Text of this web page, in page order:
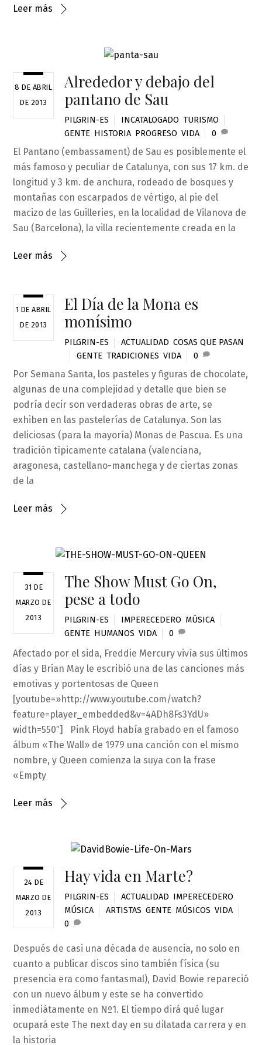
Leer más
8 DE ABRIL
DE 2013
Alrededor y debajo del
pantano de Sau
PILGRIN-ES INCATALOGADO ,TURISMO
GENTE HISTORIA PROGRESO VIDA 0
El Pantano (embassament) de Sau es posiblemente el
más famoso y peculiar de Catalunya, con sus 17 km. de
longitud y 3 km. de anchura, rodeado de bosques y
montañas con escarpados de vértigo, al pie del
macizo de las Guilleries, en la localidad de Vilanova de
Sau (Barcelona), la villa recientemente creada en la
Leer más
1 DE ABRIL
DE 2013
El Día de la Mona es
monísimo
PILGRIN-ES ACTUALIDAD ,COSAS QUE PASAN
GENTE ,TRADICIONES ,VIDA 0
Por Semana Santa, los pasteles y figuras de chocolate,
algunas de una complejidad y detalle que bien se
podría decir son verdaderas obras de arte, se
exhiben en las pastelerías de Catalunya. Son las
deliciosas (para la mayoría) Monas de Pascua. Es una
tradición típicamente catalana (valenciana,
aragonesa, castellano-manchega y de ciertas zonas
de la
Leer más
31 DE
MARZO DE
2013
The Show Must Go On,
pese a todo
PILGRIN-ES IMPERECEDERO MÚSICA
GENTE HUMANOS VIDA 0
Afectado por el sida, Freddie Mercury vivía sus últimos
días y Brian May le escribió una de las canciones más
emotivas y portentosas de Queen
[youtube=»http://www.youtube.com/watch?
feature=player_embedded&v=4ADh8Fs3YdU»
width=550″] Pink Floyd había grabado en el famoso
álbum «The Wall» de 1979 una canción con el mismo
nombre, y Queen comienza la suya con la frase
«Empty
Leer más
24 DE
MARZO DE
2013
Hay vida en Marte?
PILGRIN-ES ACTUALIDAD IMPERECEDERO
MÚSICA
ARTISTAS ,GENTE MÚSICOS ,VIDA
0
Después de casi una década de ausencia, no solo en
cuanto a publicar discos sino también física (su
presencia era como fantasmal), David Bowie repareció
con un nuevo álbum y este se ha convertido
inmediátamente en Nº1. El tiempo dirá qué lugar
ocupará este The next day en su dilatada carrera y en
la historia